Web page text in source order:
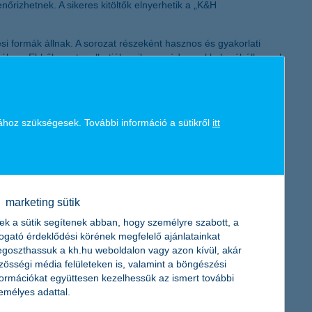
A sikeres kitöltők elnyerhetik a „K&H
formák állnak. A sorozat részeként hasznos és gyakorlati
Ebből megtanulhatják, milyen módszerekkel próbálkoznak
megelőzéséről. A program például segít eligazodni egy
hatékonyan felismerjék és kezeljék. Így ügyfeleink nem
nemcsak technológiailag fejlett, de egyszerűen
kapcsán Márkus Gergely, a Mastercard Magyarországért és
szükségesek. További információ a sütikről itt
marketing sütik
a sütik segítenek abban, hogy személyre szabott, a
érdeklődési körének megfelelő ajánlatainkat
a kh.hu weboldalon vagy azon kívül, akár
média felületeken is, valamint a böngészési
együttesen kezelhessük az ismert további
adattal.